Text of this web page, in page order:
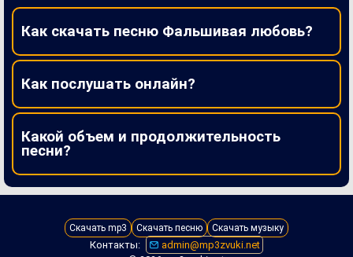
Как скачать песню Фальшивая любовь?
Как послушать онлайн?
Какой объем и продолжительность
песни?
Скачать mp3 Скачать песню Скачать музыку
Контакты:
admin@mp3zvuki.net